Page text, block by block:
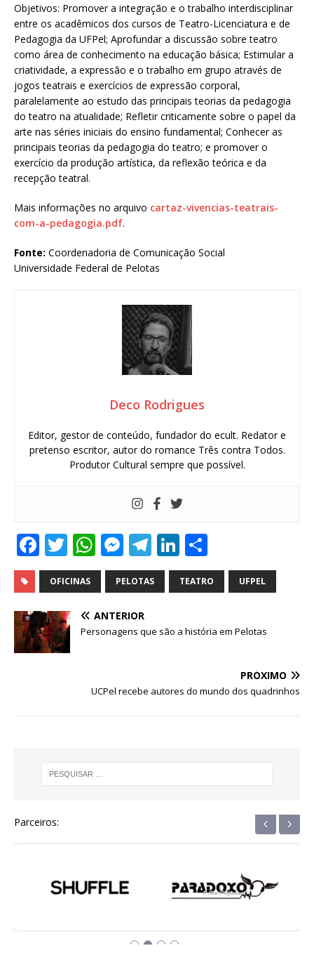
Objetivos: Promover a integração e o trabalho interdisciplinar
entre os acadêmicos dos cursos de Teatro-Licenciatura e de
Pedagogia da UFPel; Aprofundar a discussão sobre teatro
como área de conhecimento na educação básica; Estimular a
criatividade, a expressão e o trabalho em grupo através de
jogos teatrais e exercícios de expressão corporal,
paralelamente ao estudo das principais teorias da pedagogia
do teatro na atualidade; Refletir criticamente sobre o papel da
arte nas séries iniciais do ensino fundamental; Conhecer as
principais teorias da pedagogia do teatro; e promover o
exercício da produção artística, da reflexão teórica e da
recepção teatral.
Mais informações no arquivo cartaz-vivencias-teatrais-
com-a-pedagogia.pdf.
Fonte: Coordenadoria de Comunicação Social
Universidade Federal de Pelotas
Deco Rodrigues
Editor, gestor de conteúdo, fundador do ecult. Redator e
pretenso escritor, autor do romance Três contra Todos.
Produtor Cultural sempre que possível.
F
a
c
e
b
o
T
w
it
te
r
W
h
at
s
A
M
e
ss
e
n
r
T
el
e
ra
Li
n
k
dI
h
ar
OFICINAS PELOTAS TEATRO UFPEL
ANTERIOR
Personagens que são a história em Pelotas
PRÓXIMO
UCPel recebe autores do mundo dos quadrinhos
Parceiros: ‹ ›